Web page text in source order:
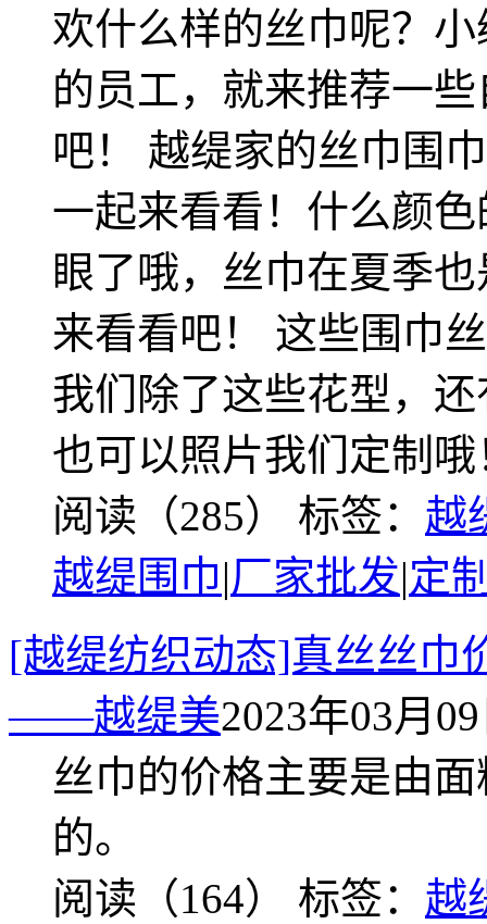
欢什么样的丝巾呢？
的员工，就来推荐一
吧！ 越缇家的丝巾围
一起来看看！什么颜
眼了哦，丝巾在夏季
来看看吧！ 这些围巾
我们除了这些花型，
也可以照片我们定制哦
阅读（285） 标签： 越
越缇围巾|厂家批发|定
[越缇纺织动态]真丝丝巾
——越缇美2023年03月
丝巾的价格主要是由
的。
阅读（164） 标签： 越